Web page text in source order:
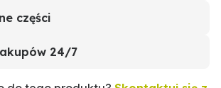
części
24/7